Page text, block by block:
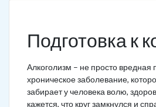
Подготовка к
Алкоголизм – не просто вредная
хроническое заболевание,
забирает у человека волю,
кажется, что круг замкнулся и